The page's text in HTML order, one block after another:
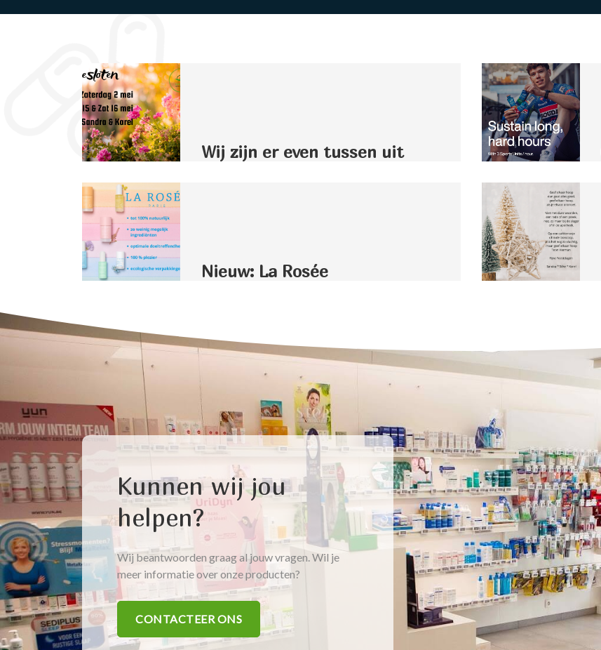
Wij zijn er even tussen uit
Nieuw: La Rosée
Kunnen wij jou
helpen?
Wij beantwoorden graag al jouw vragen. Wil je
meer informatie over onze producten?
CONTACTEER ONS